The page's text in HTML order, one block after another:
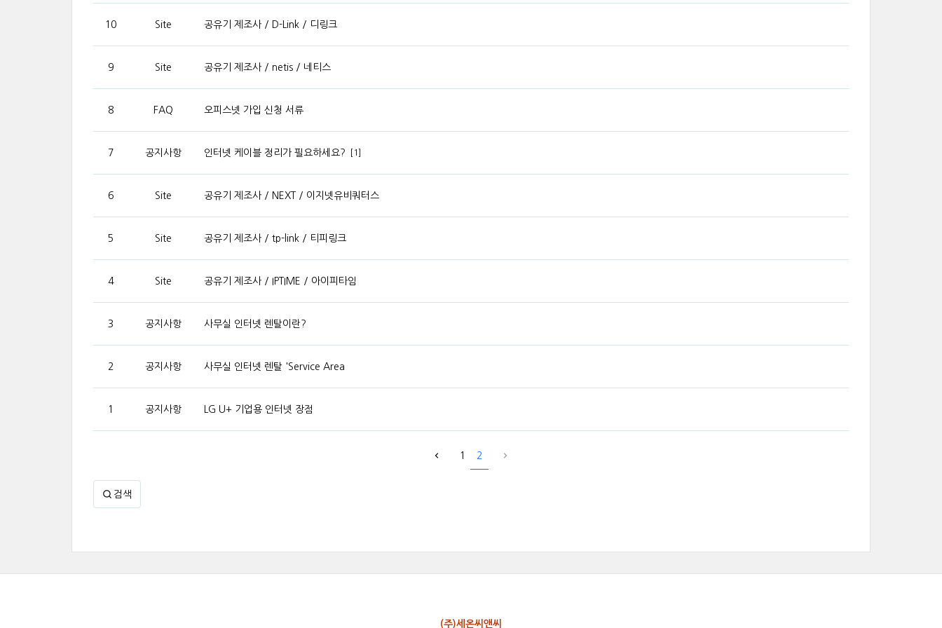
10 Site 공유기 제조사 / D-Link / 디링크
9 Site 공유기 제조사 / netis / 네티스
8 FAQ 오피스넷 가입 신청 서류
7 공지사항 인터넷 케이블 정리가 필요하세요? [1]
6 Site 공유기 제조사 / NEXT / 이지넷유비쿼터스
5 Site 공유기 제조사 / tp-link / 티피링크
4 Site 공유기 제조사 / IPTIME / 아이피타임
3 공지사항 사무실 인터넷 렌탈이란?
2 공지사항 사무실 인터넷 렌탈 'Service Area
1 공지사항 LG U+ 기업용 인터넷 장점
1 2
검색
(주)세온씨앤씨